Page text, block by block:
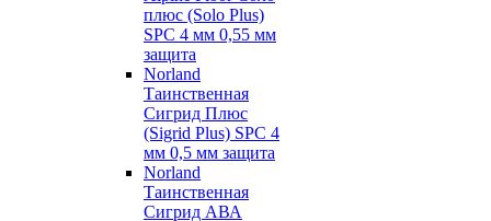
плюс (Solo Plus)
SPC 4 мм 0,55 мм
защита
Norland
Таинственная
Сигрид Плюс
(Sigrid Plus) SPC 4
мм 0,5 мм защита
Norland
Таинственная
Сигрид АВА